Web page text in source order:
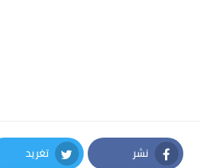
نشر تغريد